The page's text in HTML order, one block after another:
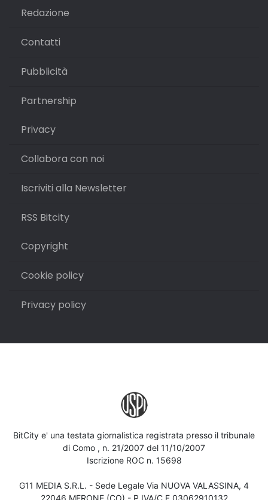
Redazione
Contatti
Pubblicità
Partnership
Privacy
Collabora con noi
Iscriviti alla Newsletter
RSS Bitcity
Copyright
Cookie policy
Privacy policy
BitCity e' una testata giornalistica registrata presso il tribunale
di Como , n. 21/2007 del 11/10/2007
Iscrizione ROC n. 15698
G11 MEDIA S.R.L. - Sede Legale Via NUOVA VALASSINA, 4
22046 MERONE (CO) - P.IVA/C.F.03062910132